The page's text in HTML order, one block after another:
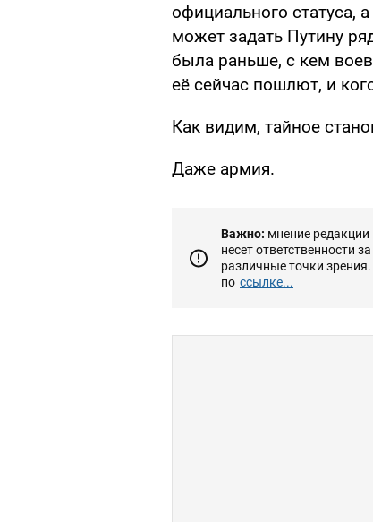
официального статуса,
может задать Путину
была раньше, с кем
её сейчас пошлют, и
Как видим, тайное
Даже армия.
Важно: мнение редакции
несет ответственности
различные точки
по ссылке...